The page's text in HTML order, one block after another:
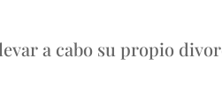
a cabo su propio